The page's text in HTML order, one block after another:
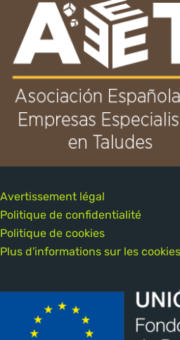
Avertissement légal
Politique de confidentialité
Politique de cookies
Plus d'informations sur les cookies